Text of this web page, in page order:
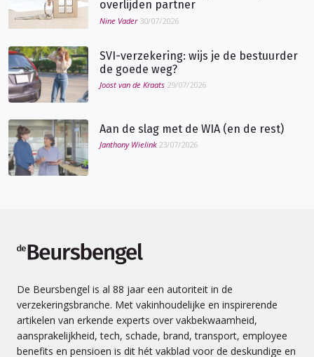
overlijden partner
Nine Vader 30/07/2026
SVI-verzekering: wijs je de bestuurder
de goede weg?
Joost van de Kraats 29/07/2026
Aan de slag met de WIA (en de rest)
Janthony Wielink 23/07/2026
De Beursbengel is al 88 jaar een autoriteit in de
verzekeringsbranche. Met vakinhoudelijke en inspirerende
artikelen van erkende experts over vakbekwaamheid,
aansprakelijkheid, tech, schade, brand, transport, employee
benefits en pensioen is dit hét vakblad voor de deskundige en